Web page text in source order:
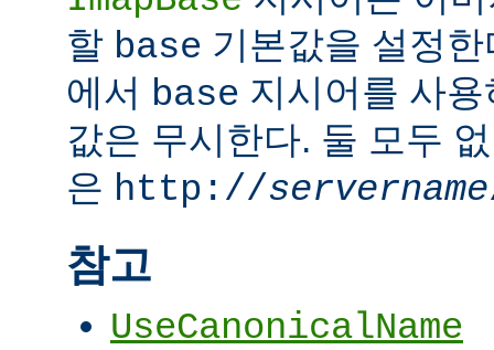
할 base 기본값을 설정
에서 base 지시어를 사
값은 무시한다. 둘 모두
은 http://servername
참고
UseCanonicalName